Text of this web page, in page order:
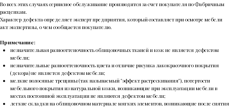
Во всех этих случаях сервисное обслуживание производится за счет покупателя по Фабричным
расценкам.
Характер дефекта определяет эксперт предприятия, который составляет при осмотре мебели
акт экспертизы, о чем сообщается покупателю.
Примечание:
незначительная разнооттеночность облицовочных тканей и кож не является дефектом
мебели;
незначительные разнооттеночность цвета и отличие рисунка лакокрасочного покрытия
(декора) не является дефектом мебели;
мелкие волосяные трещины (так называемый "эффект растрескивания"), потертости
мебельного покрытия из натуральной кожи, возникающие при эксплуатации мебели в
местах постоянной эксплуатации не являются дефектом мебели;
легкие складки на облицовочном материале мягких элементов, возникающие после снятия